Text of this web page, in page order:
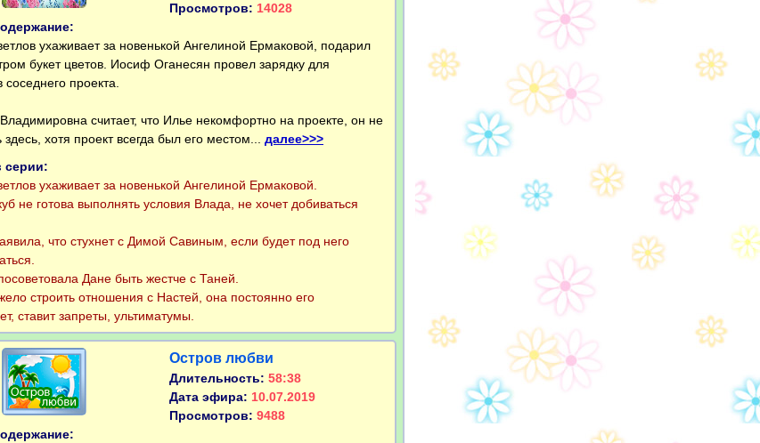
Просмотров: 14028
ухаживает за новенькой Ангелиной Ермаковой, подарил
букет цветов. Иосиф Оганесян провел зарядку для
соседнего проекта.
считает, что Илье некомфортно на проекте, он не
здесь, хотя проект всегда был его местом... далее>>>
серии:
ухаживает за новенькой Ангелиной Ермаковой.
не готова выполнять условия Влада, не хочет добиваться
что стухнет с Димой Савиным, если будет под него
Дане быть жестче с Таней.
строить отношения с Настей, она постоянно его
ставит запреты, ультиматумы.
Остров любви
Длительность: 58:38
Дата эфира: 10.07.2019
Просмотров: 9488